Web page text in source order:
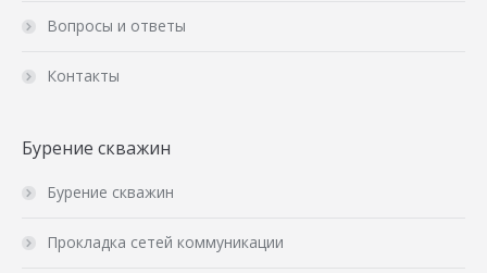
Вопросы и ответы
Контакты
Бурение скважин
Бурение скважин
Прокладка сетей коммуникации